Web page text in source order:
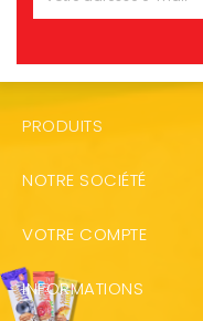
PRODUITS
NOTRE SOCIÉTÉ
VOTRE COMPTE
INFORMATIONS